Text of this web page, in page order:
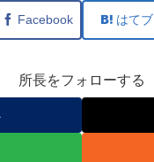
Facebook はてブ
所長をフォローする